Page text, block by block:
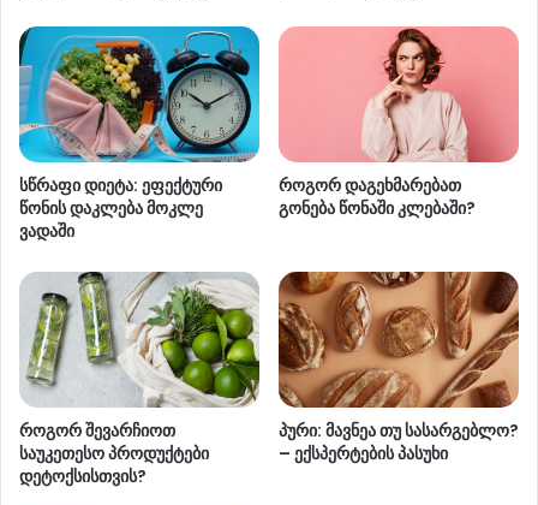
სწრაფი დიეტა: ეფექტური
წონის დაკლება მოკლე
ვადაში
როგორ დაგეხმარებათ
გონება წონაში კლებაში?
როგორ შევარჩიოთ
საუკეთესო პროდუქტები
დეტოქსისთვის?
პური: მავნეა თუ სასარგებლო?
– ექსპერტების პასუხი